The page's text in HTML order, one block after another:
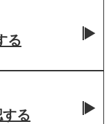
る
る